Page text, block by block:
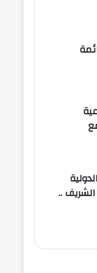
الشريف ..